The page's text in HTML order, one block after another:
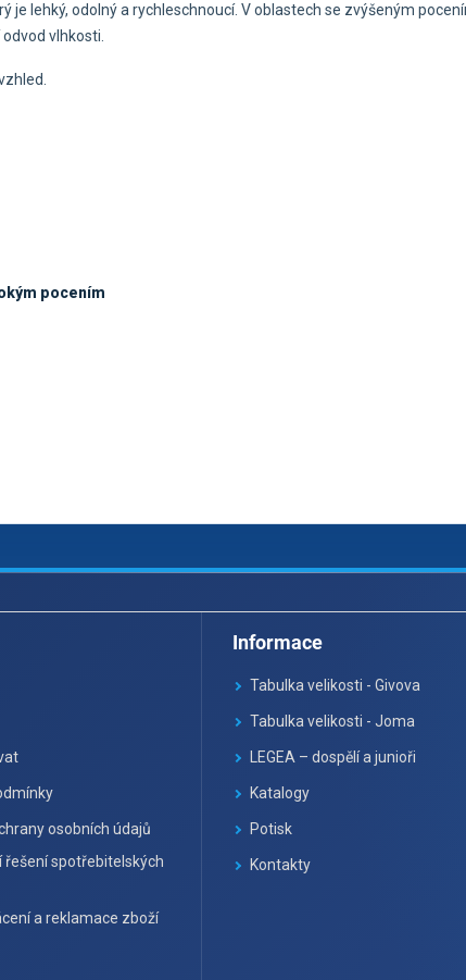
je lehký, odolný a rychleschnoucí. V oblastech se zvýšeným
vlhkosti.
pocením
osobních údajů
řešení spotřebitelských
a reklamace zboží
Informace
Tabulka velikosti - Givova
Tabulka velikosti - Joma
LEGEA – dospělí a junioři
Katalogy
Potisk
Kontakty